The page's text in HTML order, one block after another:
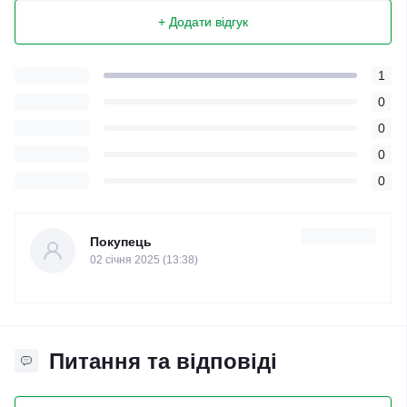
+ Додати відгук
1
0
0
0
0
Покупець
02 cічня 2025 (13:38)
Питання та відповіді